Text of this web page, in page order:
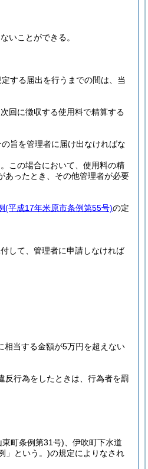
いことができる。
定する届出を行うまでの間は、当
回に徴収する使用料で精算する
旨を管理者に届け出なければな
この場合において、使用料の精
あったとき、その他管理者が必要
(平成17年米原市条例第55号)の定
して、管理者に申請しなければ
相当する金額が5万円を超えない
反行為をしたときは、行為者を罰
町条例第31号) 、伊吹町下水道
」という。)の規定によりなされ